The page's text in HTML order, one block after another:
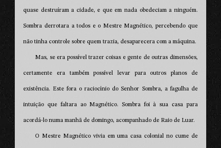
quase destruíram a cidade, e que em nada obedeciam a ninguém.
Sombra derrotara a todos e o Mestre Magnético, percebendo que
não tinha controle sobre quem trazia, desaparecera com a máquina.
Mas, se era possível trazer coisas e gente de outras dimensões,
certamente era também possível levar para outros planos de
existência. Este fora o raciocínio do Senhor Sombra, a fagulha de
intuição que faltara ao Magnético. Sombra foi à sua casa para
acordá-lo numa manhã de domingo, acompanhado de Raio de Luar.
O Mestre Magnético vivia em uma casa colonial no cume de